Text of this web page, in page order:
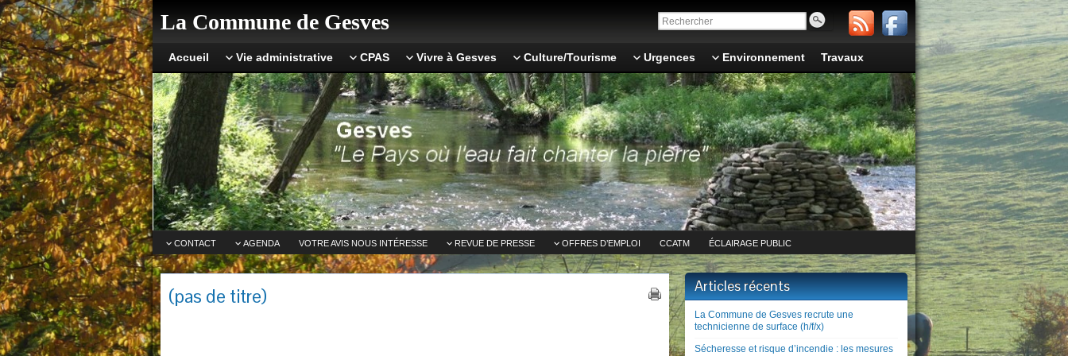
La Commune de Gesves
Accueil Vie administrative CPAS Vivre à Gesves Culture/Tourisme Urgences Environnement Travaux
CONTACT AGENDA VOTRE AVIS NOUS INTÉRESSE REVUE DE PRESSE OFFRES D’EMPLOI CCATM ÉCLAIRAGE PUBLIC
(pas de titre) Articles récents
La Commune de Gesves recrute une
technicienne de surface (h/f/x)
Sécheresse et risque d’incendie : les mesures